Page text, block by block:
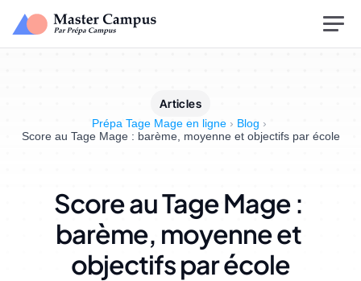
Articles
Prépa Tage Mage en ligne › Blog ›
Score au Tage Mage : barème, moyenne et objectifs par école
Score au Tage Mage :
barème, moyenne et
objectifs par école